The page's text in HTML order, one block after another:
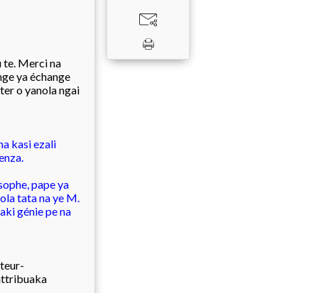
te. Merci na
ya échange
o yanola ngai
kasi ezali
pape ya
tata na ye M.
génie pe na